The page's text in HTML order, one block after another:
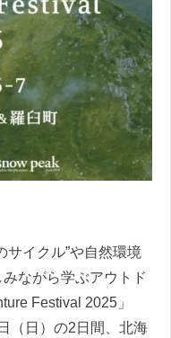
サイクル”や自然環境
ながら学ぶアウトド
Festival 2025」
（日）の2日間、北海